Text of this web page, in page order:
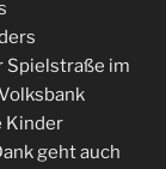
Spielstraße im
Kinder
geht auch